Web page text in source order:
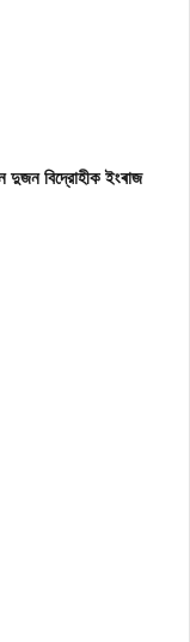
দুজন বিদ্রোহীক ইংৰাজ